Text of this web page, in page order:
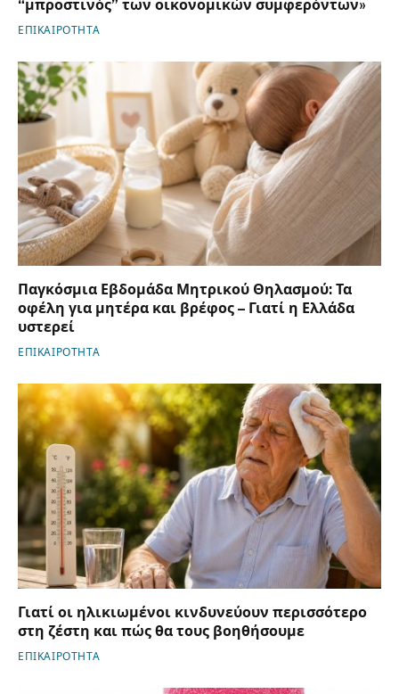
“μπροστινός” των οικονομικών συμφερόντων»
ΕΠΙΚΑΙΡΟΤΗΤΑ
Παγκόσμια Εβδομάδα Μητρικού Θηλασμού: Τα
οφέλη για μητέρα και βρέφος – Γιατί η Ελλάδα
υστερεί
ΕΠΙΚΑΙΡΟΤΗΤΑ
Γιατί οι ηλικιωμένοι κινδυνεύουν περισσότερο
στη ζέστη και πώς θα τους βοηθήσουμε
ΕΠΙΚΑΙΡΟΤΗΤΑ